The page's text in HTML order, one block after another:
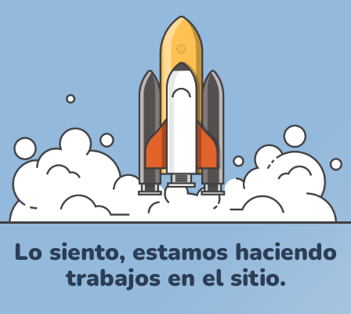
Lo siento, estamos haciendo
trabajos en el sitio.